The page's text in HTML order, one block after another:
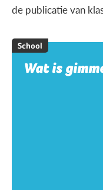
de publicatie van
School
Wat is